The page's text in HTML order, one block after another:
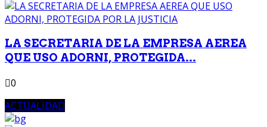
LA SECRETARIA DE LA EMPRESA AEREA
QUE USO ADORNI, PROTEGIDA...
0
ACTUALIDAD